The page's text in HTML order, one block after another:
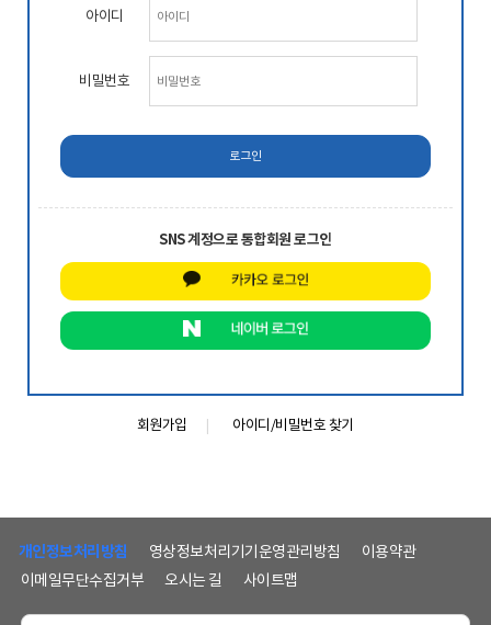
아이디
비밀번호
SNS 계정으로 통합회원 로그인
회원가입 아이디/비밀번호 찾기
개인정보처리방침 영상정보처리기기운영관리방침
이용약관
이메일무단수집거부
오시는 길 사이트맵